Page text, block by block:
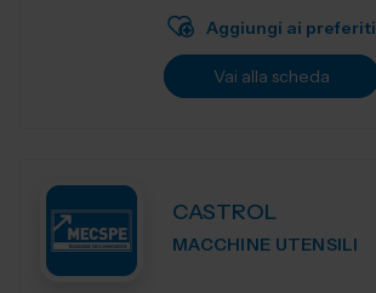
Aggiungi ai preferiti
Vai alla scheda
CASTROL
MACCHINE UTENSILI